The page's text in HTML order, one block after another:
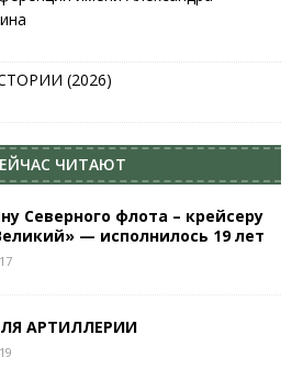
(2026)
ЧИТАЮТ
Северного флота – крейсеру
— исполнилось 19 лет
АРТИЛЛЕРИИ